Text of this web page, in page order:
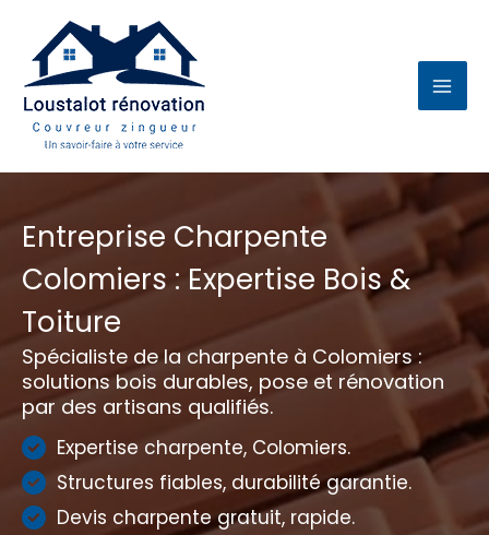
contenu
Entreprise Charpente
Colomiers : Expertise Bois &
Toiture
Spécialiste de la charpente à Colomiers :
solutions bois durables, pose et rénovation
par des artisans qualifiés.
Expertise charpente, Colomiers.
Structures fiables, durabilité garantie.
Devis charpente gratuit, rapide.